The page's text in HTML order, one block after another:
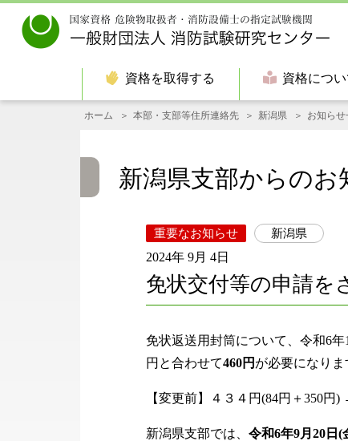
資格を取得する 資格につ
ホーム 本部・支部等住所連絡先 新潟県 お知らせ
新潟県支部からのお
重要なお知らせ 新潟県
2024年 9月 4日
免状交付等の申請を
免状返送用封筒について、令和6
円と合わせて460円 が必要になりま
【変更前】４３４円(84円＋350円)
新潟県支部では、 令和6年9月20日